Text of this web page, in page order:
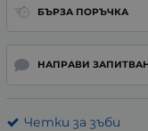
БЪРЗА ПОРЪЧКА
НАПРАВИ
Четки за зъби